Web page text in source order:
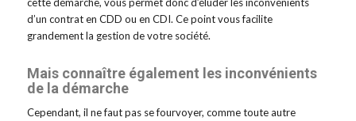
d’un contrat en CDD ou en CDI. Ce point vous facilite
grandement la gestion de votre société.
Mais connaître également les inconvénients
de la démarche
Cependant, il ne faut pas se fourvoyer, comme toute autre